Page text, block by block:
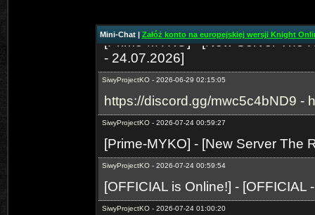
Mini-Chat | Załóż konto na europejskiej wersji Knight
- 24.07.2026]
SiwyProjectKO - 2026-06-29 02:15:05
https://discord.gg/mwc5c4bND9
SiwyProjectKO- 2026-07-24 00:59:27
[Prime-MYKO] - [New Server The
SiwyProjectKO- 2026-07-24 00:59:54
[OFFICIAL is Online!] - [OFFICIAL
SiwyProjectKO - 2026-07-24 01:00:20
https://discord.gg/mwc5c4bND9